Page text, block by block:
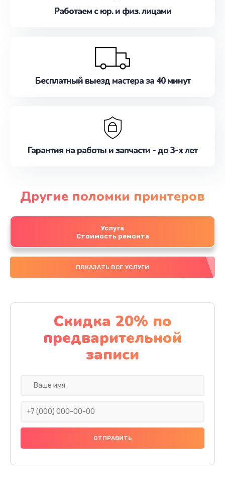
Работаем с юр. и физ. лицами
Бесплатный выезд мастера за 40 минут
Гарантия на работы и запчасти - до 3-х лет
Другие поломки принтеров
Услуга
Стоимость ремонта
ПОКАЗАТЬ ВСЕ УСЛУГИ
Скидка 20% по
предварительной
записи